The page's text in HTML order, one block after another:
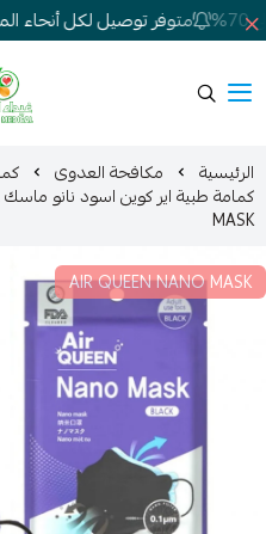
متوفر توصيل لكل أنحاء
الرئيسية مكافحة العدوى
MASK
AIR QUEEN NANO MASK